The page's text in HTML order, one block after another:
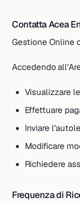
Contatta Acea
Gestione Online
Accedendo
Visualizzare
Effettuare
Inviare
Modificare
Richiedere
Frequenza di